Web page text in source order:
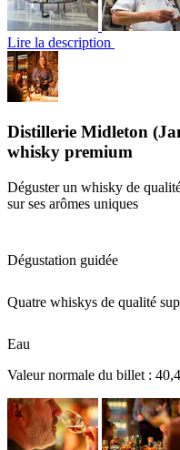
Lire la description
Distillerie Midleton
whisky premium
Déguster un whisky de
sur ses arômes uniques
Dégustation guidée
Quatre whiskys de qualité
Eau
Valeur normale du billet :